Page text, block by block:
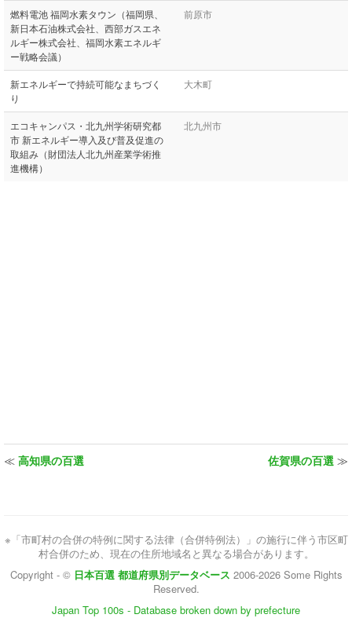
燃料電池 福岡水素タウン（福岡県、
新日本石油株式会社、西部ガスエネ
ルギー株式会社、福岡水素エネルギ
ー戦略会議）
前原市
新エネルギーで持続可能なまちづく
り
大木町
エコキャンパス・北九州学術研究都
市 新エネルギー導入及び普及促進の
取組み（財団法人北九州産業学術推
進機構）
北九州市
≪ 高知県の百選 佐賀県の百選 ≫
※「市町村の合併の特例に関する法律（合併特例法）」の施行に伴う市区町
村合併のため、現在の住所地域名と異なる場合があります。
Copyright - © 日本百選 都道府県別データベース 2006-2026 Some Rights
Reserved.
Japan Top 100s - Database broken down by prefecture